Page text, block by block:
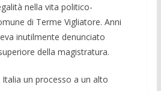
nella vita politico-
di Terme Vigliatore. Anni
inutilmente denunciato
della magistratura.
un processo a un alto